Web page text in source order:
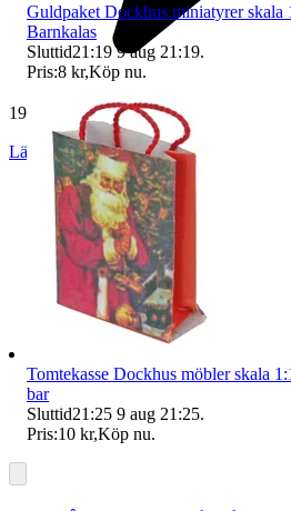
19 270 omdömen
Läs omdömen Följ
Guldpaket Dockhus miniatyrer
Barnkalas
Sluttid21:19 9 aug 21:19.
Pris:8 kr,Köp nu.
Tomtekasse Dockhus möbler skala
bar
Sluttid21:25 9 aug 21:25.
Pris:10 kr,Köp nu.